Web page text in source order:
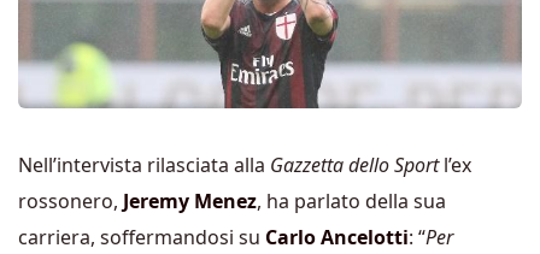
Nell’intervista rilasciata alla Gazzetta dello Sportl’ex
rossonero, Jeremy Menez, ha parlato della sua
carriera, soffermandosi su Carlo Ancelotti: “Per